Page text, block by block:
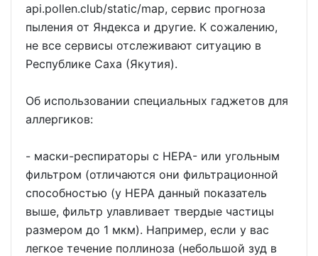
api.pollen.club/static/map, сервис прогноза
пыления от Яндекса и другие. К сожалению,
не все сервисы отслеживают ситуацию в
Республике Саха (Якутия).
Об использовании специальных гаджетов для
аллергиков:
- маски-респираторы с HEPA- или угольным
фильтром (отличаются они фильтрационной
способностью (у HEPA данный показатель
выше, фильтр улавливает твердые частицы
размером до 1 мкм). Например, если у вас
легкое течение поллиноза (небольшой зуд в